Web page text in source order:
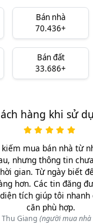
Bán nhà
70.436+
Bán đất
33.686+
hàng khi sử
mua bán nhà từ
nhưng thông tin
gian. Từ ngày biết
hơn. Các tin đăng
tích giúp tôi
căn phù hợp.
Thu Giang (người mua nhà